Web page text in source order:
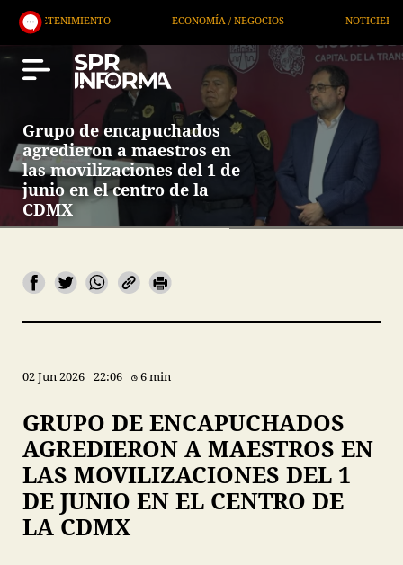
ECONOMÍA / NEGOCIOS NOTICIEROS SERVICIOS
Grupo de encapuchados
agredieron a maestros en
las movilizaciones del 1 de
junio en el centro de la
CDMX
02 Jun 2026 22:06 6 min
GRUPO DE ENCAPUCHADOS
AGREDIERON A MAESTROS EN
LAS MOVILIZACIONES DEL 1
DE JUNIO EN EL CENTRO DE
LA CDMX